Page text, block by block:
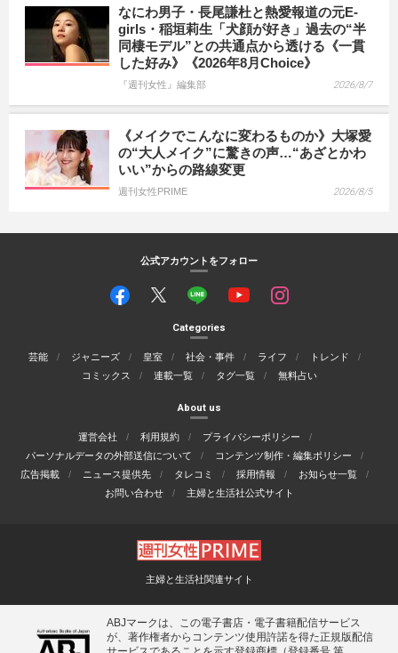
なにわ男子・長尾謙杜と熱愛報道の元E-
girls・稲垣莉生「犬顔が好き」過去の“半
同棲モデル”との共通点から透ける《一貫
した好み》《2026年8月Choice》
『週刊女性』編集部 2026/8/7
《メイクでこんなに変わるものか》大塚愛
の“大人メイク”に驚きの声…“あざとかわ
いい”からの路線変更
週刊女性PRIME 2026/8/5
公式アカウントをフォロー
Categories
芸能 ジャニーズ 皇室 社会・事件 ライフ
トレンド
コミックス
連載一覧 タグ一覧 無料占い
About us
運営会社 利用規約
プライバシーポリシー
パーソナルデータの外部送信について
コンテンツ制作・編集ポリシー
広告掲載
ニュース提供先 タレコミ 採用情報
お知らせ一覧
お問い合わせ
主婦と生活社公式サイト
主婦と生活社関連サイト
ABJマークは、この電子書店・電子書籍配信サービス
が、著作権者からコンテンツ使用許諾を得た正規版配信